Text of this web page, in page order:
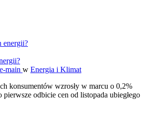
main w Energia i Klimat
konsumentów wzrosły w marcu o 0,2%
pierwsze odbicie cen od listopada ubiegłego